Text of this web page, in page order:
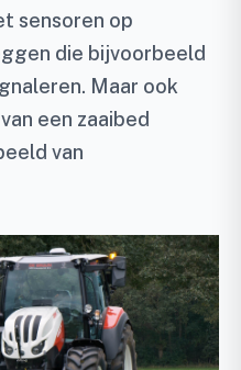
sensoren op
die bijvoorbeeld
Maar ook
een zaaibed
van